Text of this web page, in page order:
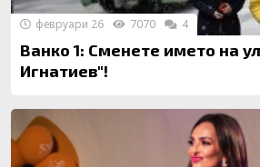
Ванко 1: Сменете името на
Игнатиев"!
февруари 26 7070 4